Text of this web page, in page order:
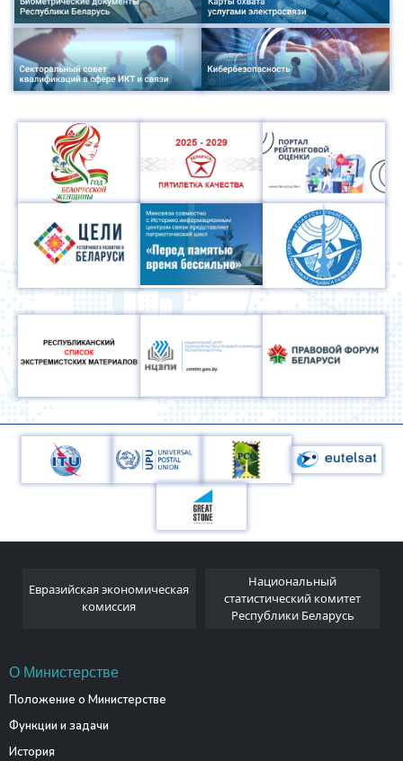
Евразийская экономическая
комиссия
Национальный
статистический комитет
Республики Беларусь
О Министерстве
Положение о Министерстве
Функции и задачи
История